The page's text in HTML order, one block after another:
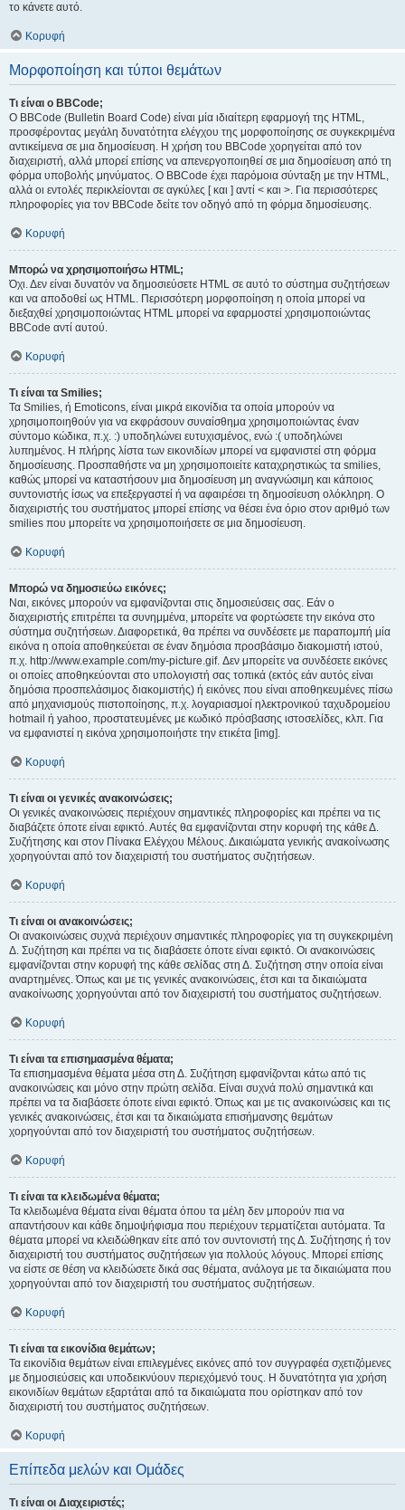
το κάνετε αυτό.
Κορυφή
Μορφοποίηση και τύποι θεμάτων
Τι είναι ο BBCode;
Ο BBCode (Bulletin Board Code) είναι μία ιδιαίτερη εφαρμογή της HTML,
προσφέροντας μεγάλη δυνατότητα ελέγχου της μορφοποίησης σε συγκεκριμένα
αντικείμενα σε μια δημοσίευση. Η χρήση του BBCode χορηγείται από τον
διαχειριστή, αλλά μπορεί επίσης να απενεργοποιηθεί σε μια δημοσίευση από τη
φόρμα υποβολής μηνύματος. Ο BBCode έχει παρόμοια σύνταξη με την HTML,
αλλά οι εντολές περικλείονται σε αγκύλες [ και ] αντί < και >. Για περισσότερες
πληροφορίες για τον BBCode δείτε τον οδηγό από τη φόρμα δημοσίευσης.
Κορυφή
Μπορώ να χρησιμοποιήσω HTML;
Όχι. Δεν είναι δυνατόν να δημοσιεύσετε HTML σε αυτό το σύστημα συζητήσεων
και να αποδοθεί ως HTML. Περισσότερη μορφοποίηση η οποία μπορεί να
διεξαχθεί χρησιμοποιώντας HTML μπορεί να εφαρμοστεί χρησιμοποιώντας
BBCode αντί αυτού.
Κορυφή
Τι είναι τα Smilies;
Τα Smilies, ή Emoticons, είναι μικρά εικονίδια τα οποία μπορούν να
χρησιμοποιηθούν για να εκφράσουν συναίσθημα χρησιμοποιώντας έναν
σύντομο κώδικα, π.χ. :) υποδηλώνει ευτυχισμένος, ενώ :( υποδηλώνει
λυπημένος. Η πλήρης λίστα των εικονιδίων μπορεί να εμφανιστεί στη φόρμα
δημοσίευσης. Προσπαθήστε να μη χρησιμοποιείτε καταχρηστικώς τα smilies,
καθώς μπορεί να καταστήσουν μια δημοσίευση μη αναγνώσιμη και κάποιος
συντονιστής ίσως να επεξεργαστεί ή να αφαιρέσει τη δημοσίευση ολόκληρη. Ο
διαχειριστής του συστήματος μπορεί επίσης να θέσει ένα όριο στον αριθμό των
smilies που μπορείτε να χρησιμοποιήσετε σε μια δημοσίευση.
Κορυφή
Μπορώ να δημοσιεύω εικόνες;
Ναι, εικόνες μπορούν να εμφανίζονται στις δημοσιεύσεις σας. Εάν ο
διαχειριστής επιτρέπει τα συνημμένα, μπορείτε να φορτώσετε την εικόνα στο
σύστημα συζητήσεων. Διαφορετικά, θα πρέπει να συνδέσετε με παραπομπή μία
εικόνα η οποία αποθηκεύεται σε έναν δημόσια προσβάσιμο διακομιστή ιστού,
π.χ. http://www.example.com/my-picture.gif. Δεν μπορείτε να συνδέσετε εικόνες
οι οποίες αποθηκεύονται στο υπολογιστή σας τοπικά (εκτός εάν αυτός είναι
δημόσια προσπελάσιμος διακομιστής) ή εικόνες που είναι αποθηκευμένες πίσω
από μηχανισμούς πιστοποίησης, π.χ. λογαριασμοί ηλεκτρονικού ταχυδρομείου
hotmail ή yahoo, προστατευμένες με κωδικό πρόσβασης ιστοσελίδες, κλπ. Για
να εμφανιστεί η εικόνα χρησιμοποιήστε την ετικέτα [img].
Κορυφή
Τι είναι οι γενικές ανακοινώσεις;
Οι γενικές ανακοινώσεις περιέχουν σημαντικές πληροφορίες και πρέπει να τις
διαβάζετε όποτε είναι εφικτό. Αυτές θα εμφανίζονται στην κορυφή της κάθε Δ.
Συζήτησης και στον Πίνακα Ελέγχου Μέλους. Δικαιώματα γενικής ανακοίνωσης
χορηγούνται από τον διαχειριστή του συστήματος συζητήσεων.
Κορυφή
Τι είναι οι ανακοινώσεις;
Οι ανακοινώσεις συχνά περιέχουν σημαντικές πληροφορίες για τη συγκεκριμένη
Δ. Συζήτηση και πρέπει να τις διαβάσετε όποτε είναι εφικτό. Οι ανακοινώσεις
εμφανίζονται στην κορυφή της κάθε σελίδας στη Δ. Συζήτηση στην οποία είναι
αναρτημένες. Όπως και με τις γενικές ανακοινώσεις, έτσι και τα δικαιώματα
ανακοίνωσης χορηγούνται από τον διαχειριστή του συστήματος συζητήσεων.
Κορυφή
Τι είναι τα επισημασμένα θέματα;
Τα επισημασμένα θέματα μέσα στη Δ. Συζήτηση εμφανίζονται κάτω από τις
ανακοινώσεις και μόνο στην πρώτη σελίδα. Είναι συχνά πολύ σημαντικά και
πρέπει να τα διαβάσετε όποτε είναι εφικτό. Όπως και με τις ανακοινώσεις και τις
γενικές ανακοινώσεις, έτσι και τα δικαιώματα επισήμανσης θεμάτων
χορηγούνται από τον διαχειριστή του συστήματος συζητήσεων.
Κορυφή
Τι είναι τα κλειδωμένα θέματα;
Τα κλειδωμένα θέματα είναι θέματα όπου τα μέλη δεν μπορούν πια να
απαντήσουν και κάθε δημοψήφισμα που περιέχουν τερματίζεται αυτόματα. Τα
θέματα μπορεί να κλειδώθηκαν είτε από τον συντονιστή της Δ. Συζήτησης ή τον
διαχειριστή του συστήματος συζητήσεων για πολλούς λόγους. Μπορεί επίσης
να είστε σε θέση να κλειδώσετε δικά σας θέματα, ανάλογα με τα δικαιώματα που
χορηγούνται από τον διαχειριστή του συστήματος συζητήσεων.
Κορυφή
Τι είναι τα εικονίδια θεμάτων;
Τα εικονίδια θεμάτων είναι επιλεγμένες εικόνες από τον συγγραφέα σχετιζόμενες
με δημοσιεύσεις και υποδεικνύουν περιεχόμενό τους. Η δυνατότητα για χρήση
εικονιδίων θεμάτων εξαρτάται από τα δικαιώματα που ορίστηκαν από τον
διαχειριστή του συστήματος συζητήσεων.
Κορυφή
Επίπεδα μελών και Ομάδες
Τι είναι οι Διαχειριστές;